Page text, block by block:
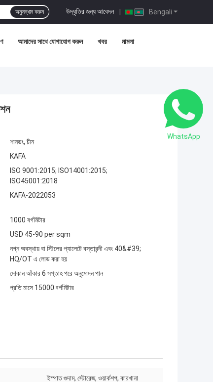
Bengali
উদ্ধৃতির জন্য আবেদন |
অনুসন্ধান করুন
আমাদের সাথে যোগাযোগ করুন খবর মামলা
শানডং, চীন
KAFA
ISO 9001:2015; ISO14001:2015;
ISO45001:2018
KAFA-2022053
1000 বর্গমিটার
USD 45-90 per sqm
নগ্ন অবস্থায় বা স্টিলের প্যালেটে বস্তাবন্দী এবং 40&#39;
HQ/OT এ লোড করা হয়
দোকান আঁকার 6 সপ্তাহ পরে অনুমোদন পান
প্রতি মাসে 15000 বর্গমিটার
ইস্পাত গুদাম, স্টোরেজ, ওয়ার্কশপ, কারখানা
WhatsApp